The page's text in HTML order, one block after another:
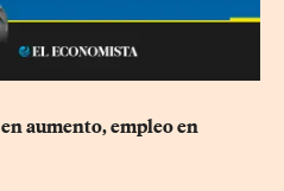
aumento, empleo en